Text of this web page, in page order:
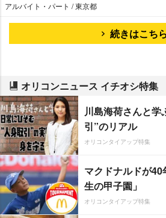
アルバイト・パート / 東京都
続きはこちら
オリコンニュース イチオシ特集
川島海荷さんと学
引”のリアル
オリコンタイアップ特集
マクドナルドが
生の甲子園」
オリコンタイアップ特集